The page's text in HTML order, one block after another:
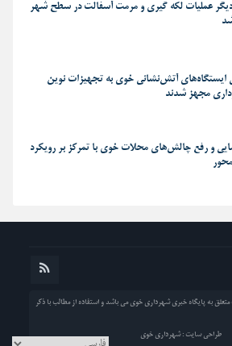
عملیات لکه گیری و مرمت آسفالت در سطح شهر
ایستگاه‌های آتش‌نشانی خوی به تجهیزات نوین
مجهز شدند
و رفع چالش‌های محلات خوی با تمرکز بر رویکرد
به پایگاه خبری شهرداری خوی می باشد و استفاده از مطالب با ذکر
طراحی سایت : شهرداری خوی